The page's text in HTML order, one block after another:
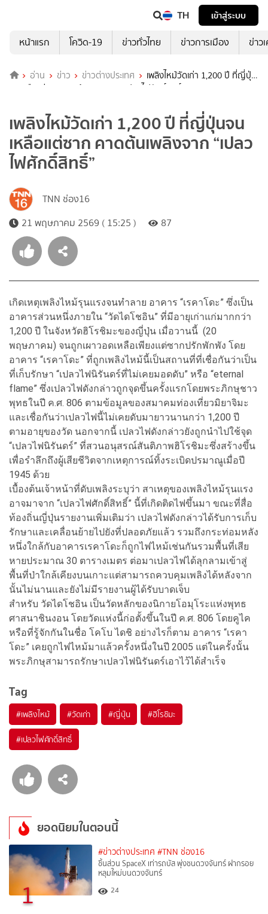
TH
เข้าสู่ระบบ
หน้าแรก
โควิด-19 ข่าวทั่วไทย ข่าวการเมือง ข่าว
อ่าน ข่าว ข่าวต่างประเทศ
เพลิงไหม้วัดเก่า 1,200 ปี ที่ญี่ปุ่น
จนเหลือแต่ซาก คาดต้นเพลิงจาก “เปลวไฟศักดิ์สิทธิ์”
เพลิงไหม้วัดเก่า 1,200 ปี ที่ญี่ปุ่นจน
เหลือแต่ซาก คาดต้นเพลิงจาก “เปลว
ไฟศักดิ์สิทธิ์”
TNN ช่อง16
21 พฤษภาคม 2569 ( 15:25 )
87
เกิดเหตุเพลิงไหม้รุนแรงจนทำลาย อาคาร “เรคาโดะ” ซึ่งเป็น
อาคารส่วนหนึ่งภายใน “วัดไดโชอิน” ที่มีอายุเก่าแก่มากกว่า
1,200 ปี ในจังหวัดฮิโรชิมะของญี่ปุ่น เมื่อวานนี้ (20
พฤษภาคม) จนถูกเผาวอดเหลือเพียงแต่ซากปรักพักพัง โดย
อาคาร “เรคาโดะ” ที่ถูกเพลิงไหม้นี้เป็นสถานที่ที่เชื่อกันว่าเป็น
ที่เก็บรักษา “เปลวไฟนิรันดร์ที่ไม่เคยมอดดับ” หรือ “eternal
flame” ซึ่งเปลวไฟดังกล่าวถูกจุดขึ้นครั้งแรกโดยพระภิกษุชาว
พุทธในปี ค.ศ. 806 ตามข้อมูลของสมาคมท่องเที่ยวมิยาจิมะ
และเชื่อกันว่าเปลวไฟนี้ไม่เคยดับมายาวนานกว่า 1,200 ปี
ตามอายุของวัด นอกจากนี้ เปลวไฟดังกล่าวยังถูกนำไปใช้จุด
“เปลวไฟนิรันดร์” ที่สวนอนุสรณ์สันติภาพฮิโรชิมะซึ่งสร้างขึ้น
เพื่อรำลึกถึงผู้เสียชีวิตจากเหตุการณ์ทิ้งระเบิดปรมาณูเมื่อปี
1945 ด้วย
เบื้องต้นเจ้าหน้าที่ดับเพลิงระบุว่า สาเหตุของเพลิงไหม้รุนแรง
อาจมาจาก “เปลวไฟศักดิ์สิทธิ์” นี้ที่เกิดติดไฟขึ้นมา ขณะที่สื่อ
ท้องถิ่นญี่ปุ่นรายงานเพิ่มเติมว่า เปลวไฟดังกล่าวได้รับการเก็บ
รักษาและเคลื่อนย้ายไปยังที่ปลอดภัยแล้ว รวมถึงกระท่อมหลัง
หนึ่งใกล้กับอาคารเรคาโดะก็ถูกไฟไหม้เช่นกันรวมพื้นที่เสีย
หายประมาณ 30 ตารางเมตร ต่อมาเปลวไฟได้ลุกลามเข้าสู่
พื้นที่ป่าใกล้เคียงบนเกาะแต่สามารถควบคุมเพลิงได้หลังจาก
นั้นไม่นานและยังไม่มีรายงานผู้ได้รับบาดเจ็บ
สำหรับ วัดไดโชอิน เป็นวัดหลักของนิกายโอมุโระแห่งพุทธ
ศาสนาชินงอน โดยวัดแห่งนี้ก่อตั้งขึ้นในปี ค.ศ. 806 โดยคูไค
หรือที่รู้จักกันในชื่อ โคโบ ไดชิ อย่างไรก็ตาม อาคาร “เรคา
โดะ” เคยถูกไฟไหม้มาแล้วครั้งหนึ่งในปี 2005 แต่ในครั้งนั้น
พระภิกษุสามารถรักษาเปลวไฟนิรันดร์เอาไว้ได้สำเร็จ
Tag
#เพลิงไหม้ #วัดเก่า #ญี่ปุ่น #ฮิโรชิมะ
#เปลวไฟศักดิ์สิทธิ์
ยอดนิยมในตอนนี้
1
#ข่าวต่างประเทศ #TNN ช่อง16
ชิ้นส่วน SpaceX เท่ารถบัส พุ่งชนดวงจันทร์ ฝากรอย
หลุมใหม่บนดวงจันทร์
24